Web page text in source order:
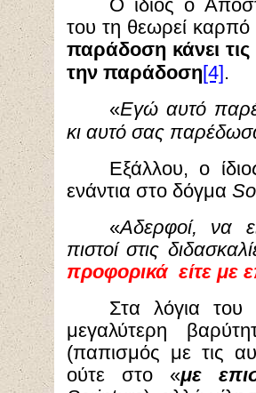
Ο ίδιος ο
του τη θεωρεί
παράδοση κάνει τις
την παράδοση[4].
«Εγώ αυτό
κι αυτό σας
Εξάλλου, ο
ενάντια στο δόγμα
«Αδερφοί, να
πιστοί στις
προφορικά είτε με
Στα λόγια
μεγαλύτερη
(παπισμός με τις
ούτε στο «με